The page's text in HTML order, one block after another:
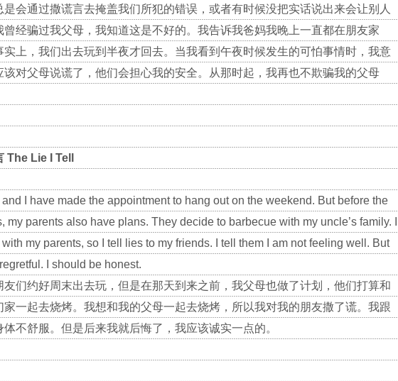
是会通过撒谎言去掩盖我们所犯的错误，或者有时候没把实话说出来会让别人
曾经骗过我父母，我知道这是不好的。我告诉我爸妈我晚上一直都在朋友家
实上，我们出去玩到半夜才回去。当我看到午夜时候发生的可怕事情时，我意
该对父母说谎了，他们会担心我的安全。从那时起，我再也不欺骗我的父母
The Lie I Tell
and I have made the appointment to hang out on the weekend. But before the
my parents also have plans. They decide to barbecue with my uncle’s family. I
my parents, so I tell lies to my friends. I tell them I am not feeling well. But
I should be honest.
友们约好周末出去玩，但是在那天到来之前，我父母也做了计划，他们打算和
家一起去烧烤。我想和我的父母一起去烧烤，所以我对我的朋友撒了谎。我跟
体不舒服。但是后来我就后悔了，我应该诚实一点的。